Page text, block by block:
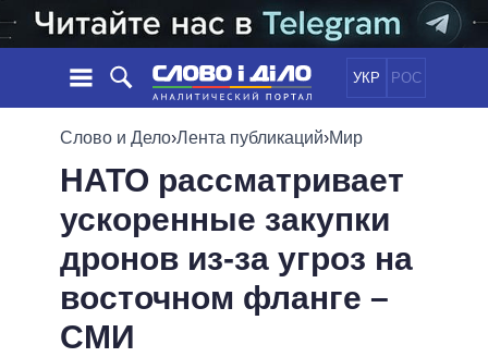
УКР РОС
НОВОСТИ
ЛЕНТА
СОБЫТИЯ
СТАТЬИ
МНЕНИЯ
ОБЗОРЫ
ДАЙДЖЕСТЫ
ПОЛИТИКА
ЭКОНОМИКА
ОБЩЕСТВО
МИР
ОБЕЩАНИЯ
ПОЛИТИКИ
ВСЕ ПОЛИТИКИ
ПРЕЗИДЕНТ И ОФИС
ВЕРХОВНАЯ РАДА
ИНФОГРАФИКА
Слово и Дело›Лента публикаций›Мир
НАТО рассматривает
ускоренные закупки
дронов из-за угроз на
восточном фланге –
СМИ